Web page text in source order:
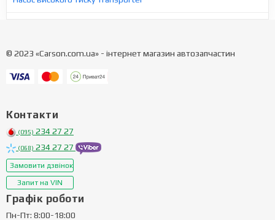
© 2023 «Carson.com.ua» - інтернет магазин автозапчастин
Контакти
(095) 234 27 27
(068) 234 27 27
Замовити дзвінок
Запит на VIN
Графік роботи
Пн-Пт: 8:00-18:00